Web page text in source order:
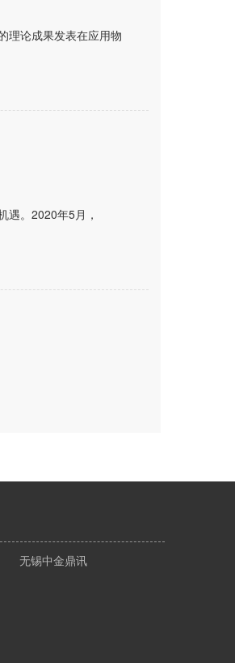
理论成果发表在应用物
遇。2020年5月，
无锡中金鼎讯